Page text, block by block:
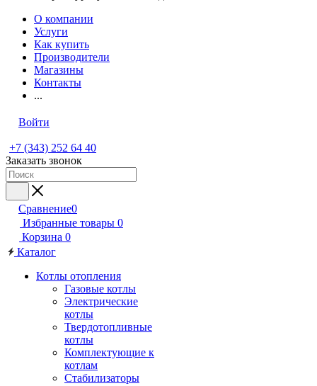
О компании
Услуги
Как купить
Производители
Магазины
Контакты
...
Войти
+7 (343) 252 64 40
Заказать звонок
Сравнение0
Избранные товары 0
Корзина 0
Каталог
Котлы отопления
Газовые котлы
Электрические
котлы
Твердотопливные
котлы
Комплектующие к
котлам
Стабилизаторы